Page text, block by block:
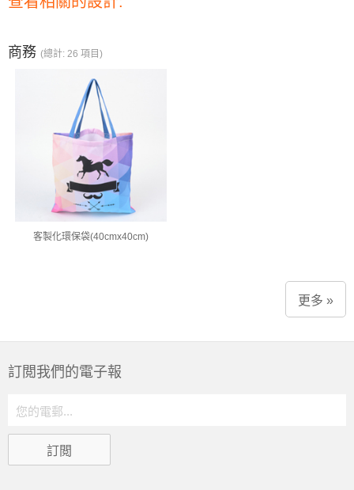
商務 (總計: 26 項目)
客製化環保袋(40cmx40cm)
更多 »
訂閲我們的電子報